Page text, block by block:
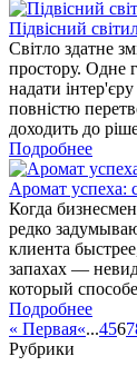
Підвісний
Світло здатне
простору. Одне
надати
повністю
доходить до
Подробнее
Аромат успеха:
Когда
редко
клиента
запахах —
который
Подробнее
« Первая«...4567
Рубрики